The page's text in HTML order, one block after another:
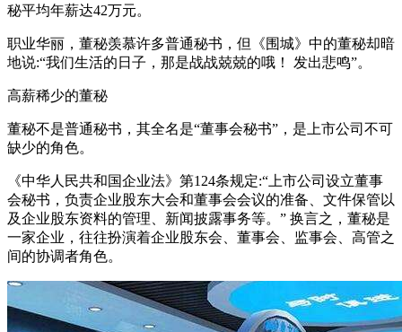
秘平均年薪达42万元。
职业华丽，董秘羡慕许多普通秘书，但《围城》中的董秘却暗
地说:“我们生活的日子，那是战战兢兢的哦！ 发出悲鸣”。
高薪稀少的董秘
董秘不是普通秘书，其全名是“董事会秘书”，是上市公司不可
缺少的角色。
《中华人民共和国企业法》第124条规定:“上市公司设立董事
会秘书，负责企业股东大会和董事会会议的准备、文件保管以
及企业股东资料的管理、新闻披露事务等。” 换言之，董秘是
一家企业，往往扮演着企业股东会、董事会、监事会、高管之
间的协调者角色。